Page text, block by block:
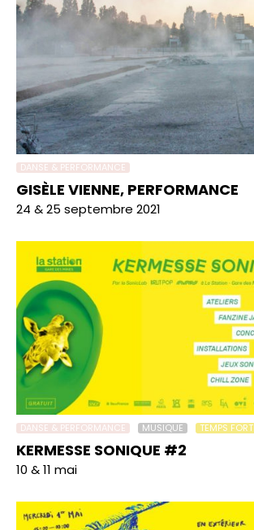
DANSE & PERFORMANCE
GISÈLE VIENNE, PERFORMANCE
24 & 25 septembre 2021
DANSE & PERFORMANCE MUSIQUE TEMPS FORT
KERMESSE SONIQUE #2
10 & 11 mai